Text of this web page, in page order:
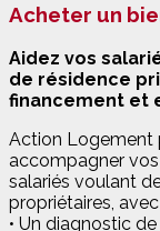
Acheter un
Aidez vos
de résidence
financement et
Action Logement
accompagner vos
salariés voulant
propriétaires, avec
• Un diagnostic de